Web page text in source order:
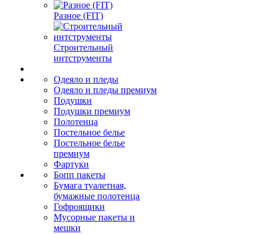
Разное (FIT)
Строительный
интструменты
Одеяло и пледы
Одеяло и пледы премиум
Подушки
Подушки премиум
Полотенца
Постельное белье
Постельное белье
премиум
Фартуки
Бопп пакеты
Бумага туалетная,
бумажные полотенца
Гофроящики
Мусорные пакеты и
мешки